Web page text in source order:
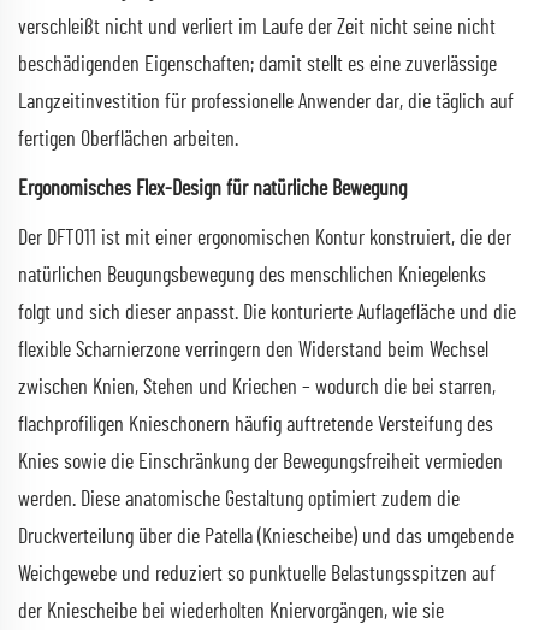
verschleißt nicht und verliert im Laufe der Zeit nicht seine nicht
beschädigenden Eigenschaften; damit stellt es eine zuverlässige
Langzeitinvestition für professionelle Anwender dar, die täglich auf
fertigen Oberflächen arbeiten.
Ergonomisches Flex-Design für natürliche Bewegung
Der DFT011 ist mit einer ergonomischen Kontur konstruiert, die der
natürlichen Beugungsbewegung des menschlichen Kniegelenks
folgt und sich dieser anpasst. Die konturierte Auflagefläche und die
flexible Scharnierzone verringern den Widerstand beim Wechsel
zwischen Knien, Stehen und Kriechen – wodurch die bei starren,
flachprofiligen Knieschonern häufig auftretende Versteifung des
Knies sowie die Einschränkung der Bewegungsfreiheit vermieden
werden. Diese anatomische Gestaltung optimiert zudem die
Druckverteilung über die Patella (Kniescheibe) und das umgebende
Weichgewebe und reduziert so punktuelle Belastungsspitzen auf
der Kniescheibe bei wiederholten Kniervorgängen, wie sie